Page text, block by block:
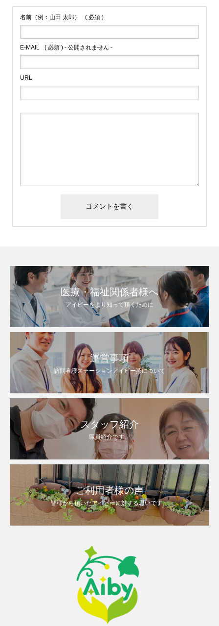
名前（例：山田 太郎） ( 必須 )
E-MAIL ( 必須 ) - 公開されません -
URL
医療・福祉関係者様へ
アイビーをより知って頂くために
運営事項
訪問看護ステーションアイビー燕について
スタッフ紹介
職員紹介です。
ご利用者様の声
皆様から頂いたアイビーに対する思いです。